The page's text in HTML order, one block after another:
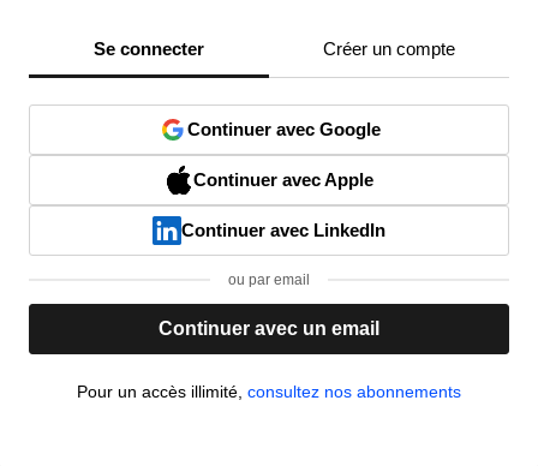
Se connecter Créer un compte
Continuer avec Google
Continuer avec Apple
Continuer avec LinkedIn
ou par email
Continuer avec un email
Pour un accès illimité, consultez nos abonnements